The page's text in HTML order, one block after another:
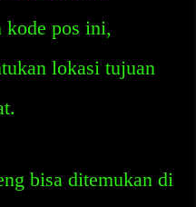
kode pos ini,
lokasi tujuan
bisa ditemukan di